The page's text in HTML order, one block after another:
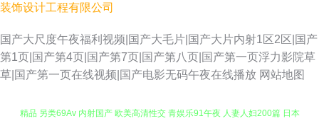
装饰设计工程有限公司
国产大尺度午夜福利视频|国产大毛片|国产大片内射1区2区|国产
第1页|国产第4页|国产第7页|国产第八页|国产第一页浮力影院草
草|国产第一页在线视频|国产电影无码午夜在线播放 网站地图